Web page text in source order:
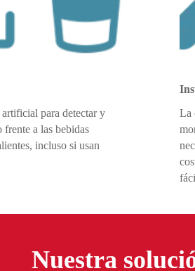
para detectar y
a las bebidas
incluso si usan
La
Nuestra